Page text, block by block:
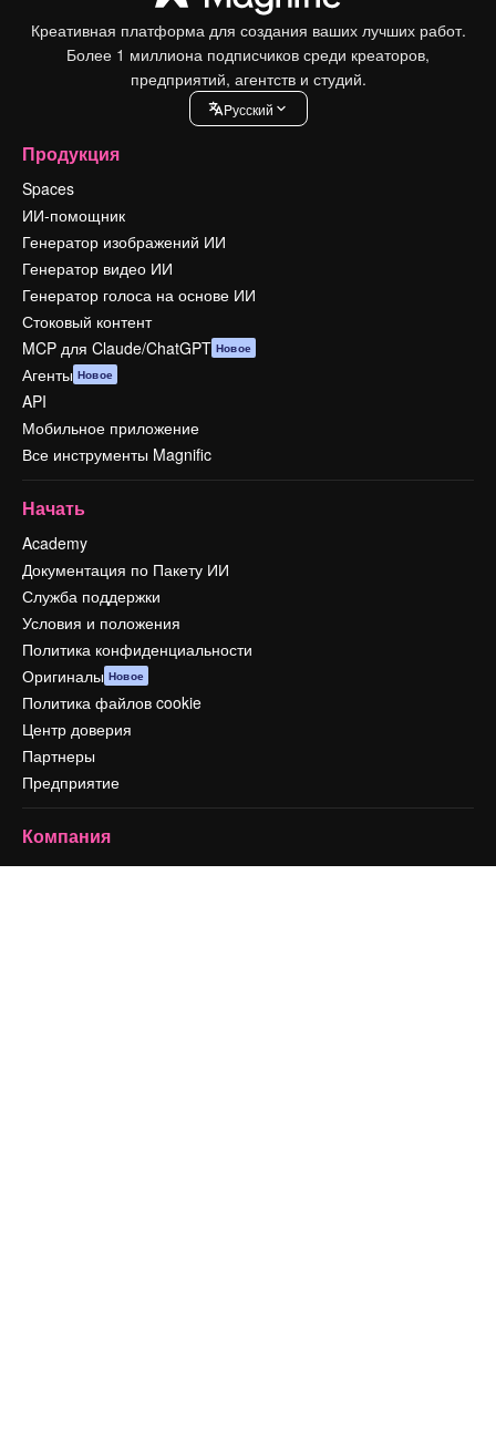
Креативная платформа для создания ваших лучших работ.
Более 1 миллиона подписчиков среди креаторов,
предприятий, агентств и студий.
Pусский
Продукция
Spaces
ИИ-помощник
Генератор изображений ИИ
Генератор видео ИИ
Генератор голоса на основе ИИ
Стоковый контент
MCP для Claude/ChatGPT Новое
Агенты Новое
API
Мобильное приложение
Все инструменты Magnific
Начать
Academy
Документация по Пакету ИИ
Служба поддержки
Условия и положения
Политика конфиденциальности
Оригиналы Новое
Политика файлов cookie
Центр доверия
Партнеры
Предприятие
Компания
Цены